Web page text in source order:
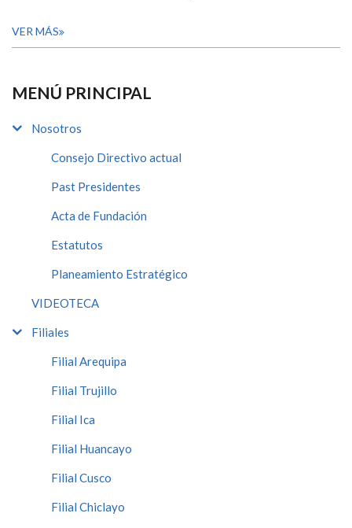
VER MÁS
MENÚ PRINCIPAL
Nosotros
Consejo Directivo actual
Past Presidentes
Acta de Fundación
Estatutos
Planeamiento Estratégico
VIDEOTECA
Filiales
Filial Arequipa
Filial Trujillo
Filial Ica
Filial Huancayo
Filial Cusco
Filial Chiclayo